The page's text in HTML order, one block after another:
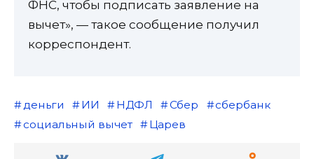
ФНС, чтобы подписать заявление на
вычет», — такое сообщение получил
корреспондент.
деньги ИИ НДФЛ Сбер
сбербанк
социальный вычет
Царев